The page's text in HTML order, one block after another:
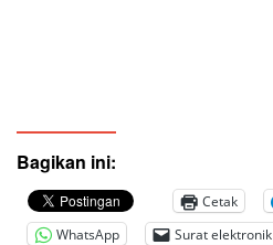
Bagikan ini:
Cetak
WhatsApp
Surat elektronik